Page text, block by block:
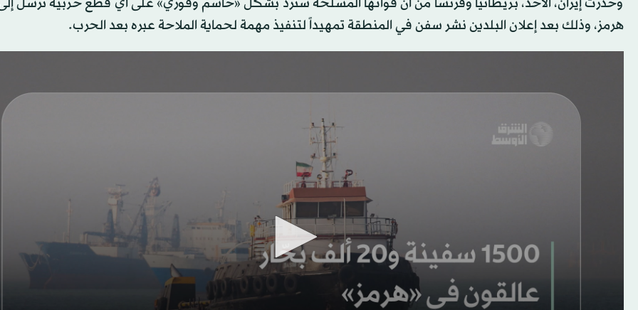
هرمز، وذلك بعد إعلان البلدين نشر سفن في المنطقة تمهيداً لتنفيذ مهمة لحماية الملاحة عبره بعد الحرب.